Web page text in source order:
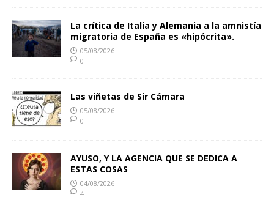
La crítica de Italia y Alemania a la amnistía
migratoria de España es «hipócrita».
05/08/2026
0
Las viñetas de Sir Cámara
05/08/2026
0
AYUSO, Y LA AGENCIA QUE SE DEDICA A
ESTAS COSAS
04/08/2026
4